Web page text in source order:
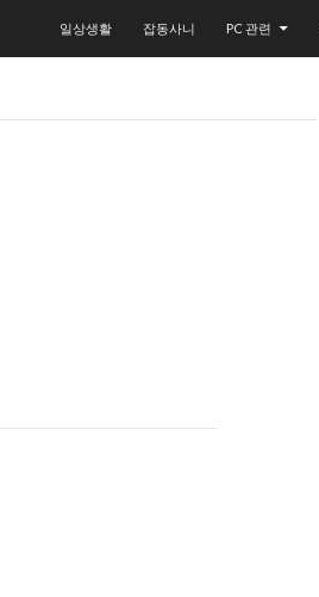
일상생활
잡동사니 PC 관련